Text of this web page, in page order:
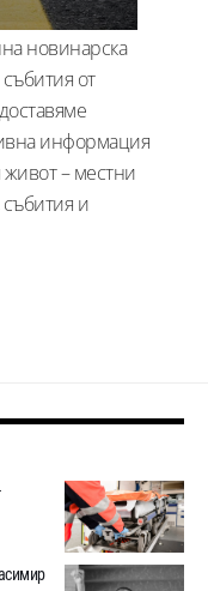
новинарска
събития от
информация
– местни
събития и